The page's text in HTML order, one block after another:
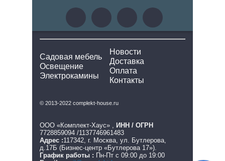
Садовая мебель
Освещение
Электрокамины
Новости
Доставка
Оплата
Контакты
© 2013-2022 complekt-house.ru
ООО «Комплект-Хаус» , ИНН / ОГРН
7728859094 /1137746961483
Адрес :117342, г. Москва, ул. Бутлерова,
д.17Б (Бизнес-центр «Бутлерова 17»).
График работы : Пн-Пт с 09:00 до 19:00